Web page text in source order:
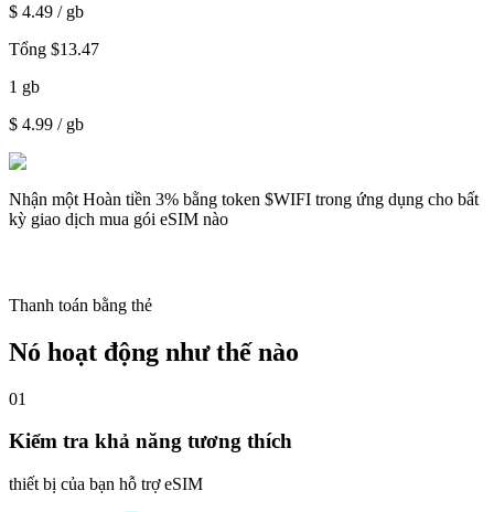
$ 4.49 / gb
Tổng $13.47
1 gb
$ 4.99 / gb
Nhận một Hoàn tiền 3% bằng token $WIFI trong ứng dụng cho bất
kỳ giao dịch mua gói eSIM nào
Thanh toán bằng thẻ
Nó hoạt động như thế nào
01
Kiểm tra khả năng tương thích
thiết bị của bạn hỗ trợ eSIM